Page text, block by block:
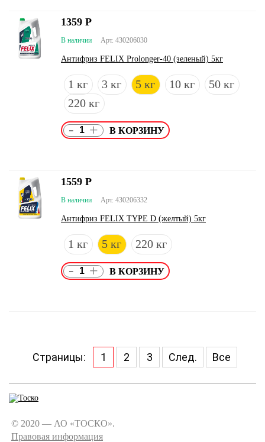
Арт. 430206030
В наличии
Антифриз FELIX Prolonger-40 (зеленый) 5кг
1 кг 3 кг 5 кг 10 кг
50 кг
220 кг
1359 Р
- +
Арт. 430206332
В наличии
Антифриз FELIX TYPE D (желтый) 5кг
1 кг 5 кг 220 кг
1559 Р
- +
Страницы: 1 2 3 След. Все
© 2020 — АО «ТОСКО».
Правовая информация